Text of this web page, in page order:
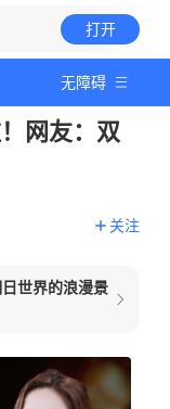
打开
无障碍
网友：双
关注
世界的浪漫景